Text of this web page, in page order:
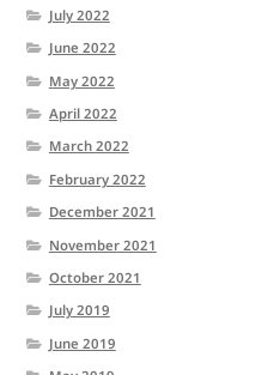
July 2022
June 2022
May 2022
April 2022
March 2022
February 2022
December 2021
November 2021
October 2021
July 2019
June 2019